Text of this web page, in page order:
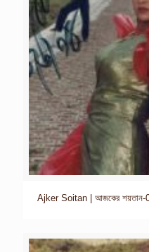
Ajker Soitan | আজকের শয়তান-